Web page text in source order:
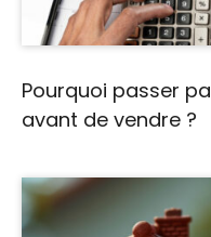
Pourquoi passer
avant de vendre ?